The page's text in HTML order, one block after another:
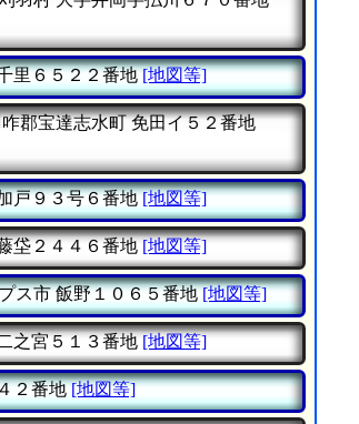
里６５２２番地 [地図等]
郡宝達志水町免田イ５２番地
戸９３号６番地 [地図等]
垈２４４６番地 [地図等]
ス市飯野１０６５番地 [地図等]
之宮５１３番地 [地図等]
２番地 [地図等]